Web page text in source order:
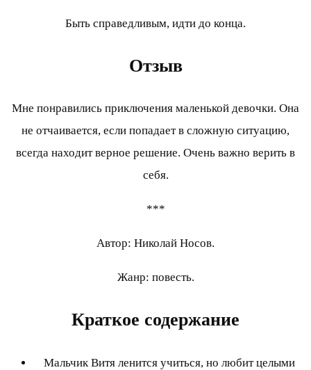
Быть справедливым, идти до конца.
Отзыв
Мне понравились приключения маленькой девочки. Она
не отчаивается, если попадает в сложную ситуацию,
всегда находит верное решение. Очень важно верить в
себя.
***
Автор: Николай Носов.
Жанр: повесть.
Краткое содержание
Мальчик Витя ленится учиться, но любит целыми